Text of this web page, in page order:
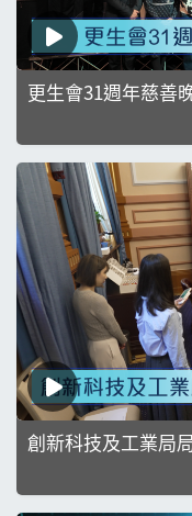
更生會31週年慈善
創新科技及工業局